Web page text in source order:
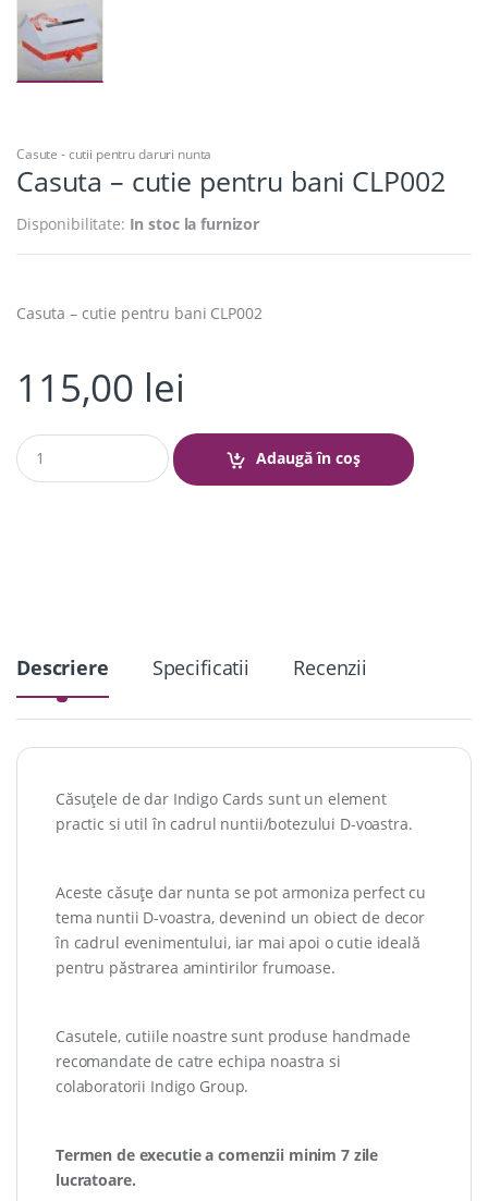
Casute - cutii pentru daruri nunta
Casuta – cutie pentru bani CLP002
Disponibilitate: In stoc la furnizor
Casuta – cutie pentru bani CLP002
115,00 lei
Q
u
Adaugă în coș
Descriere Specificatii Recenzii
Căsuțele de dar Indigo Cards sunt un element
practic si util în cadrul nuntii/botezului D-voastra.
Aceste căsuțe dar nunta se pot armoniza perfect cu
tema nuntii D-voastra, devenind un obiect de decor
în cadrul evenimentului, iar mai apoi o cutie ideală
pentru păstrarea amintirilor frumoase.
Casutele, cutiile noastre sunt produse handmade
recomandate de catre echipa noastra si
colaboratorii Indigo Group.
Termen de executie a comenzii minim 7 zile
lucratoare.